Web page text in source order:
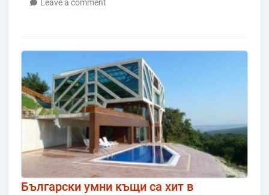
Leave a comment
Български умни къщи са хит в